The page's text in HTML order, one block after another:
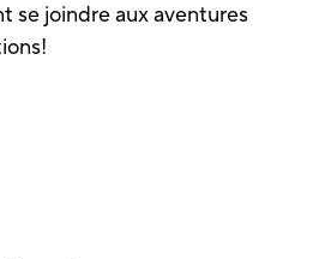
se joindre aux aventures